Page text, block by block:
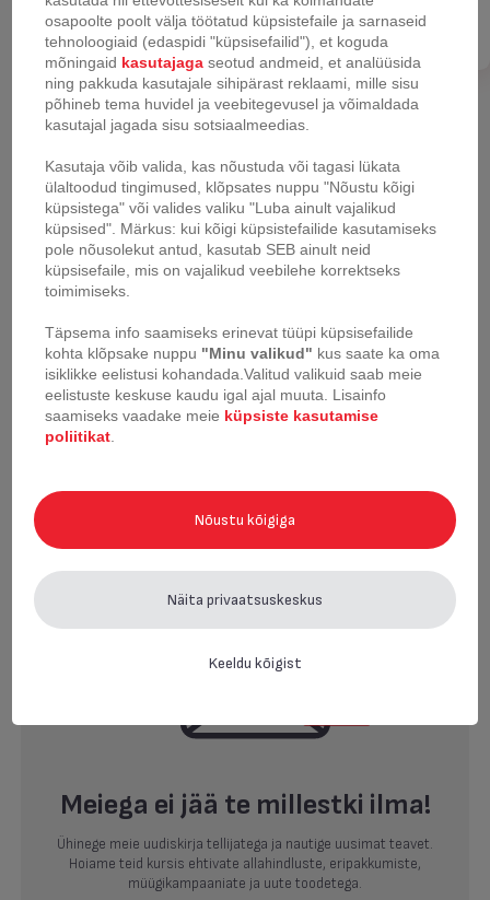
Robottolmuimeja Tefal
X-plorer 120 AI Animal &
Meiega ei jää te millestki ilma!
Ühinege meie uudiskirja tellijatega ja nautige uusimat teavet.
Hoiame teid kursis ehtivate allahindluste, eripakkumiste,
müügikampaaniate ja uute toodetega.
Registreeru
osapoolte poolt välja töötatud küpsistefaile ja sarnaseid
tehnoloogiaid (edaspidi "küpsisefailid"), et koguda
mõningaid kasutajaga seotud andmeid, et analüüsida
ning pakkuda kasutajale sihipärast reklaami, mille sisu
põhineb tema huvidel ja veebitegevusel ja võimaldada
kasutajal jagada sisu sotsiaalmeedias.
Kasutaja võib valida, kas nõustuda või tagasi lükata
ülaltoodud tingimused, klõpsates nuppu "Nõustu kõigi
küpsistega" või valides valiku "Luba ainult vajalikud
küpsised". Märkus: kui kõigi küpsistefailide kasutamiseks
pole nõusolekut antud, kasutab SEB ainult neid
küpsisefaile, mis on vajalikud veebilehe korrektseks
toimimiseks.
Täpsema info saamiseks erinevat tüüpi küpsisefailide
kohta klõpsake nuppu "Minu valikud" kus saate ka oma
isiklikke eelistusi kohandada. Valitud valikuid saab meie
eelistuste keskuse kaudu igal ajal muuta. Lisainfo
saamiseks vaadake meie küpsiste kasutamise
poliitikat
Nõustu kõigiga
Näita privaatsuskeskus
Keeldu kõigist